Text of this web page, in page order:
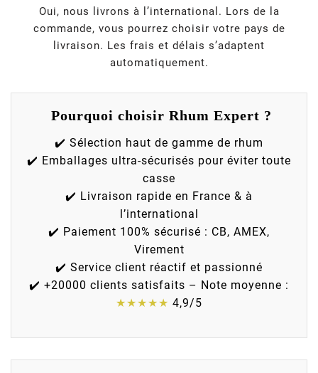
Oui, nous livrons à l’international. Lors de la
commande, vous pourrez choisir votre pays de
livraison. Les frais et délais s’adaptent
automatiquement.
Pourquoi choisir Rhum Expert ?
✔️ Sélection haut de gamme de rhum
✔️ Emballages ultra-sécurisés pour éviter toute
casse
✔️ Livraison rapide en France & à
l’international
✔️ Paiement 100% sécurisé : CB, AMEX,
Virement
✔️ Service client réactif et passionné
✔️ +20000 clients satisfaits – Note moyenne :
★★★★★ 4,9/5